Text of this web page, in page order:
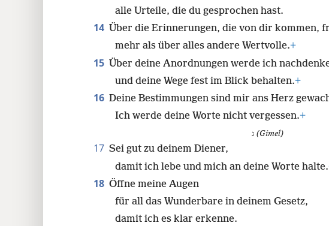
alle Urteile, die du gesprochen hast.
14 Über die Erinnerungen, die von dir kommen,
mehr als über alles andere Wertvolle.+
15 Über deine Anordnungen werde ich
und deine Wege fest im Blick behalten.+
16 Deine Bestimmungen sind mir ans Herz
Ich werde deine Worte nicht vergessen.+
(Gimel)
17 Sei gut zu deinem Diener,
damit ich lebe und mich an deine Worte halte.
18 Öffne meine Augen
für all das Wunderbare in deinem Gesetz,
damit ich es klar erkenne.